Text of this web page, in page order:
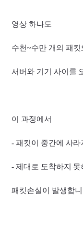
영상 하나도
수천~수만 개의 패킷
서버와 기기 사이를
이 과정에서
- 패킷이 중간에 사라
- 제대로 도착하지 못
패킷손실이 발생합니